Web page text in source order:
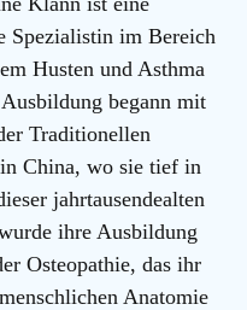
Spezialistin im Bereich
Husten und Asthma
begann mit
Traditionellen
China, wo sie tief in
jahrtausendealten
ihre Ausbildung
Osteopathie, das ihr
Anatomie